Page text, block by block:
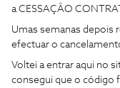
a CESSAÇÂO
Umas semanas depois
efectuar o
Voltei a entrar aqui no
consegui que o código